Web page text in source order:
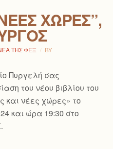
ΧΏΡΕΣ”,
ΤΗΣ ΦΕΞ BY
Πυργελή σας
του νέου βιβλίου του
και νέες χώρες» το
και ώρα 19:30 στο